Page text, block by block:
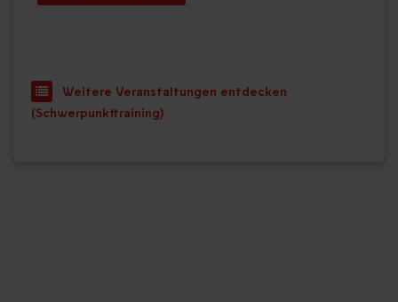
Weitere Veranstaltungen entdecken
(Schwerpunkttraining)